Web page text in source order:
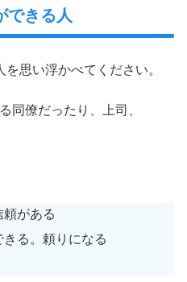
できる人
思い浮かべてください。
同僚だったり、上司、
がある
る。頼りになる